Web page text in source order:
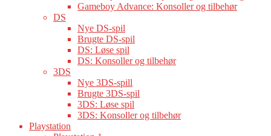
Gameboy Advance: Konsoller og tilbehør
DS
Nye DS-spil
Brugte DS-spil
DS: Løse spil
DS: Konsoller og tilbehør
3DS
Nye 3DS-spill
Brugte 3DS-spil
3DS: Løse spil
3DS: Konsoller og tilbehør
Playstation